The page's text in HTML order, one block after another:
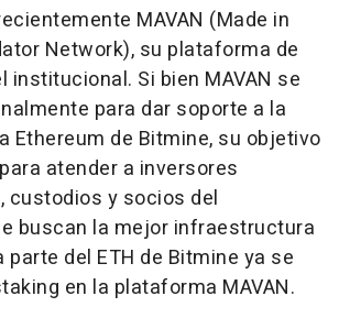
MAVAN (Made in
Network), su plataforma de
institucional. Si bien MAVAN se
para dar soporte a la
Ethereum de Bitmine, su objetivo
atender a inversores
custodios y socios del
buscan la mejor infraestructura
parte del ETH de Bitmine ya se
en la plataforma MAVAN.